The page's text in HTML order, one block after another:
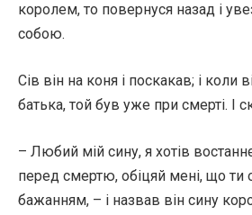
королем, то повернуся назад і
собою.
Сів він на коня і поскакав; і коли
батька, той був уже при смерті. І
– Любий мій сину, я хотів
перед смертю, обіцяй мені, що
бажанням, – і назвав він сину